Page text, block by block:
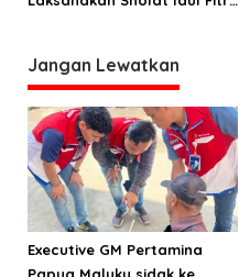
s
Jangan Lewatkan
Executive GM Pertamina
Papua Maluku sidak ke